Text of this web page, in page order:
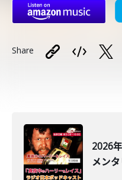
Share
2026
メンタ